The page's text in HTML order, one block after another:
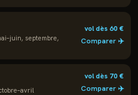
septembre,
vol dès60€
Comparer ✈️
vol dès 70€
Comparer ✈️